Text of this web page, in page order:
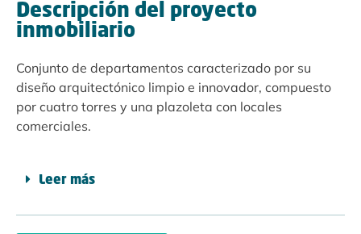
Descripción del proyecto
inmobiliario
Conjunto de departamentos caracterizado por su
diseño arquitectónico limpio e innovador, compuesto
por cuatro torres y una plazoleta con locales
comerciales. ​
Leer más